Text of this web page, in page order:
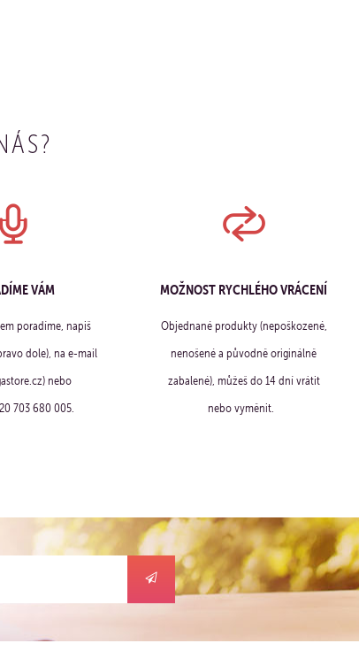
VÁM
poradíme, napiš
dole), na e-mail
nebo
703 680 005.
MOŽNOST RYCHLÉHO VRÁCENÍ
Objednané produkty (nepoškozené,
nenošené a původně originálně
zabalené), můžeš do 14 dní vrátit
nebo vyměnit.